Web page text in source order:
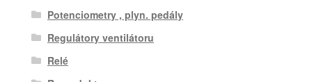
Potenciometry , plyn. pedály
Regulátory ventilátoru
Relé